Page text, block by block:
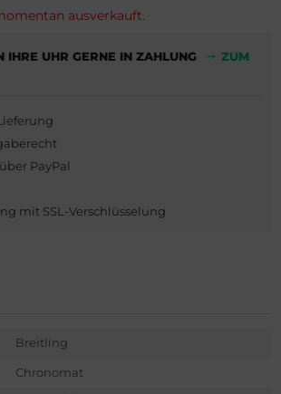
ausverkauft.
IHRE UHR GERNE IN ZAHLUNG
ZUM
PayPal
mit SSL-Verschlüsselung
Breitling
Chronomat